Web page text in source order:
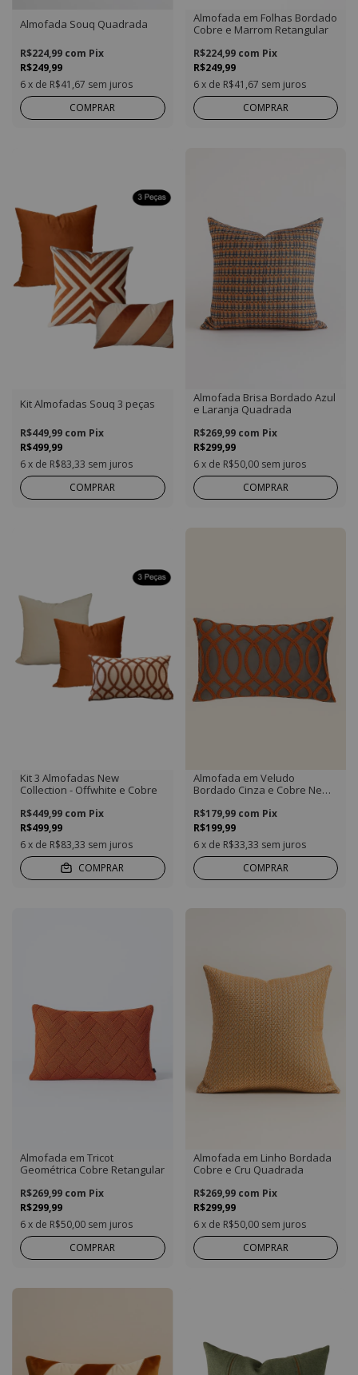
Almofada Souq Quadrada
R$249,99
R$224,99 com Pix
6x de R$41,67 sem juros
COMPRAR
Almofada em Folhas Bordado
Cobre e Marrom Retangular
R$249,99
R$224,99 com Pix
6 x de R$41,67 sem juros
COMPRAR
Kit Almofadas Souq 3 peças
R$499,99
R$449,99 com Pix
6x de R$83,33 sem juros
COMPRAR
Almofada Brisa Bordado Azul
e Laranja Quadrada
R$299,99
R$269,99 com Pix
6 x de R$50,00 sem juros
COMPRAR
Kit 3 Almofadas New
Collection - Offwhite e Cobre
R$499,99
R$449,99 com Pix
6x de R$83,33 sem juros
COMPRAR
Almofada em Veludo
Bordado Cinza e Cobre New
R$199,99
R$179,99 com Pix
6 x de R$33,33 sem juros
COMPRAR
Almofada em Tricot
Geométrica Cobre Retangular
R$299,99
R$269,99 com Pix
6x de R$50,00 sem juros
COMPRAR
Almofada em Linho Bordada
Cobre e Cru Quadrada
R$299,99
R$269,99 com Pix
6 x de R$50,00 sem juros
COMPRAR